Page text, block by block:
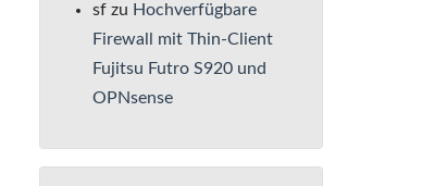
sf zu Hochverfügbare
Firewall mit Thin-Client
Fujitsu Futro S920 und
OPNsense